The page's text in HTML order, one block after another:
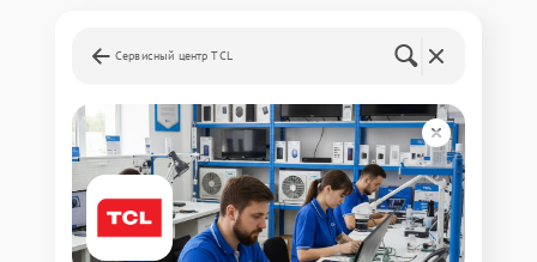
Сервисный центр TCL